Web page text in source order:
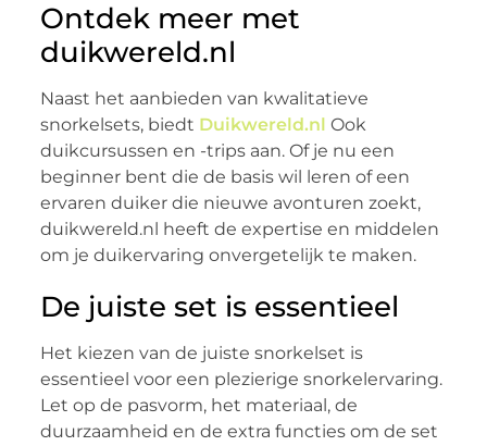
Ontdek meer met
duikwereld.nl
Naast het aanbieden van kwalitatieve
snorkelsets, biedt Duikwereld.nl Ook
duikcursussen en -trips aan. Of je nu een
beginner bent die de basis wil leren of een
ervaren duiker die nieuwe avonturen zoekt,
duikwereld.nl heeft de expertise en middelen
om je duikervaring onvergetelijk te maken.
De juiste set is essentieel
Het kiezen van de juiste snorkelset is
essentieel voor een plezierige snorkelervaring.
Let op de pasvorm, het materiaal, de
duurzaamheid en de extra functies om de set